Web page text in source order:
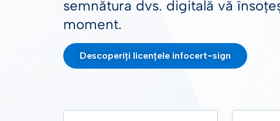
Marcaje
semnătura dvs. digitală vă
moment.
Descoperiți licențele infocert-sign